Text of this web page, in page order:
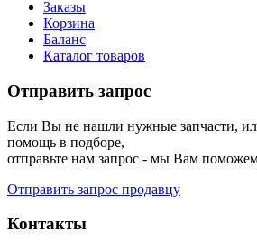
Заказы
Корзина
Баланс
Каталог товаров
Отправить запрос
Если Вы не нашли нужные запчасти,
помощь в подборе,
отправьте нам запрос - мы Вам
Отправить запрос продавцу
Контакты